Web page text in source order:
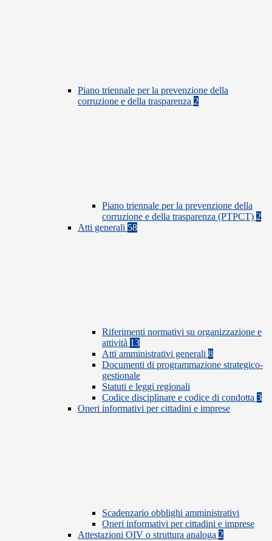
Piano triennale per la prevenzione della
corruzione e della trasparenza 2
Piano triennale per la prevenzione della
corruzione e della trasparenza (PTPCT) 2
Atti generali 58
Riferimenti normativi su organizzazione e
attività 13
Atti amministrativi generali 8
Documenti di programmazione strategico-
gestionale
Statuti e leggi regionali
Codice disciplinare e codice di condotta 3
Oneri informativi per cittadini e imprese
Scadenzario obblighi amministrativi
Oneri informativi per cittadini e imprese
Attestazioni OIV o struttura analoga 2